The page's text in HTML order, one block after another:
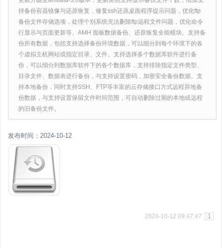
持备份容器镜像与还原恢复，修复ssh还原桌面程序提示问题，优化ftp
备份文件存储选项，处理个别系统无法删除ftp远程文件问题，优化命令
行显示与页面更新等。AMH 面板数据备份、还原恢复全能模块。支持备
份所有数据，包括支持选择备份环境数据，可以细分到每个环境下的各
个虚拟主机网站或指定目录、文件。支持选择多个数据库软件进行备
份，可以细分到数据库软件下的各个数据库，支持排除指定文件类型、
目录文件、数据表进行备份，与支持设置密码，加密安全备份数据。支
持本地备份，同时支持SSH、FTP等丰富的云存储接口方式远程异地备
份数据，与支持设置保留文件时间范围，可自动删除过期的本地或远程
的旧备份文件。
发布时间：2024-10-12
2024-10-12 09:47:47 1